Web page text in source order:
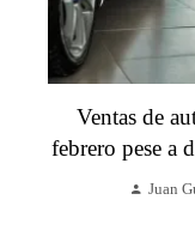
Ventas de
febrero pese a
Juan